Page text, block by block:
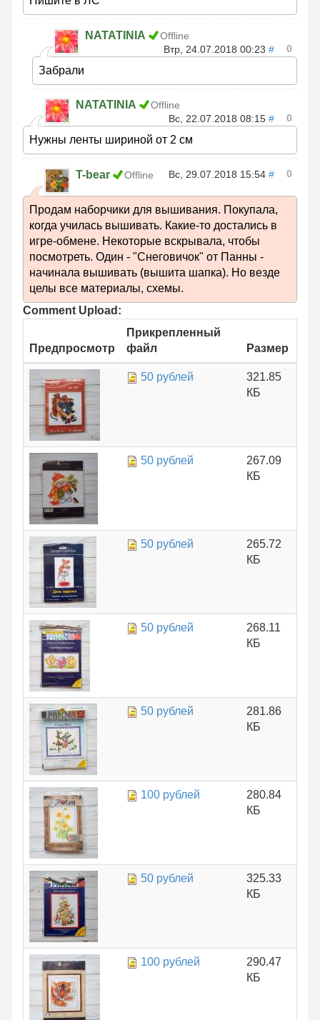
NATATINIA
Offline
Втр, 24.07.2018 00:23 # 0
Забрали
NATATINIA
Offline
Вс, 22.07.2018 08:15 # 0
Нужны ленты шириной от 2 см
T-bear Offline Вс, 29.07.2018 15:54 # 0
Продам наборчики для вышивания. Покупала,
когда училась вышивать. Какие-то достались в
игре-обмене. Некоторые вскрывала, чтобы
посмотреть. Один - "Снеговичок" от Панны -
начинала вышивать (вышита шапка). Но везде
целы все материалы, схемы.
Comment Upload:
Предпросмотр
Прикрепленный
файл
Размер
50 рублей
321.85
КБ
50 рублей
267.09
КБ
50 рублей
265.72
КБ
50 рублей
268.11
КБ
50 рублей
281.86
КБ
100 рублей
280.84
КБ
50 рублей
325.33
КБ
100 рублей
290.47
КБ